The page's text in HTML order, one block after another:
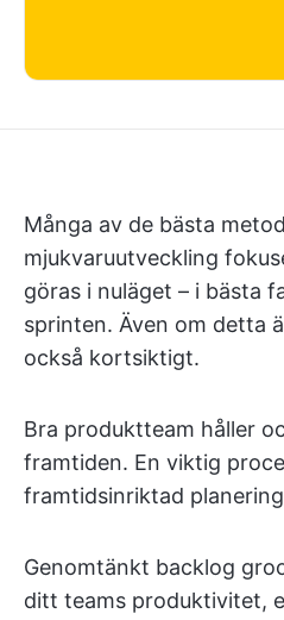
Många av de bästa
mjukvaruutveckling
göras i nuläget – i bästa
sprinten. Även om detta
också kortsiktigt.
Bra produktteam håller
framtiden. En viktig
framtidsinriktad
Genomtänkt backlog
ditt teams produktivitet,